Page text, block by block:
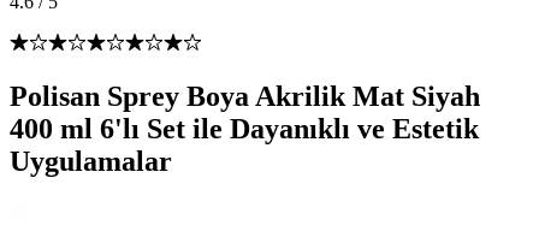
Polisan Sprey Boya Akrilik Mat Siyah
400 ml 6'lı Set ile Dayanıklı ve Estetik
Uygulamalar